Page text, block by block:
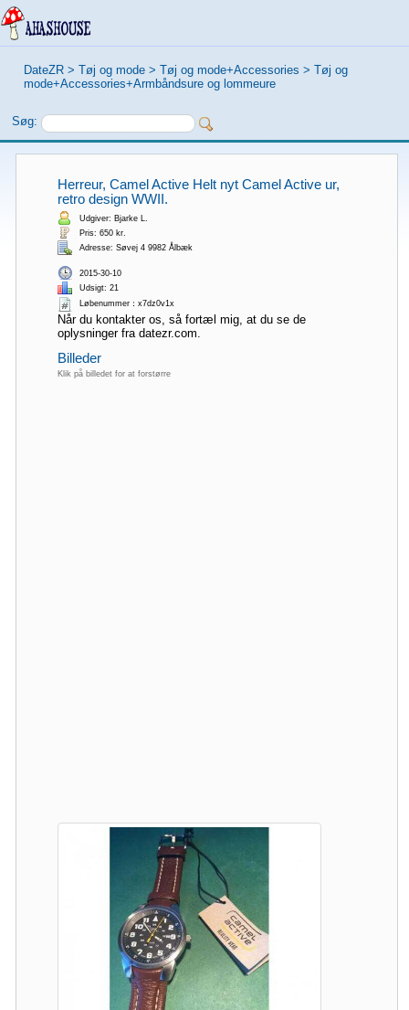
DateZR > Tøj og mode > Tøj og mode+Accessories > Tøj og
mode+Accessories+Armbåndsure og lommeure
Søg:
Herreur, Camel Active Helt nyt Camel Active ur,
retro design WWII.
Udgiver: Bjarke L.
Pris: 650 kr.
Adresse: Søvej 4 9982 Ålbæk
2015-30-10
Udsigt: 21
Løbenummer：x7dz0v1x
Når du kontakter os, så fortæl mig, at du se de
oplysninger fra datezr.com.
Billeder
Klik på billedet for at forstørre